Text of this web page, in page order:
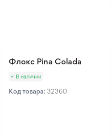
Флокс Pina Colada
В наличии
Код товара: 32360